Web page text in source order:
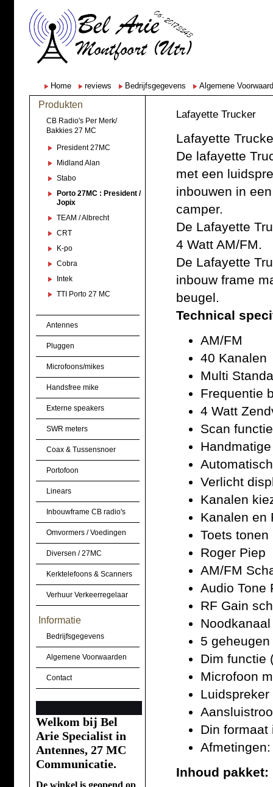
Home reviews Bedrijfsgegevens Algemene
Produkten
CB Radio's Per Merk/
Bakkies 27 MC
President 27MC
Midland Alan
Stabo
Porto 27MC : President /
Jopix
TEAM / Albrecht
CRT
K-po
Cobra
Intek
TTI Porto 27 MC
Antennes
Pluggen
Microfoons/mikes
Handsfree mike
Externe speakers
SWR meters
Coax & Tussensnoer
Portofoon
Linears
Inbouwframe CB radio's
Omvormers / Voedingen
Diversen / 27MC
Kerktelefoons & Scanners
Verhuur Verkeerregelaar
Informatie
Bedrijfsgegevens
Algemene Voorwaarden
Contact
Welkom bij Bel
Arie Specialist in
Antennes, 27 MC
Communicatie.
De winkel is geopend op
Lafayette Trucker
Lafayette
De lafayette
met een
inbouwen in
camper.
De Lafayette
4 Watt AM/FM.
De Lafayette
inbouw frame
beugel.
Technical
AM/FM
40 Kanalen
Multi
Frequentie
4 Watt
Scan functie
Verlicht
Kanalen
Kanalen en
Toets tonen
Roger Piep
AM/FM
Audio Tone
RF Gain
5
Dim functie
Microfoon
Din formaat
Inhoud pakket: